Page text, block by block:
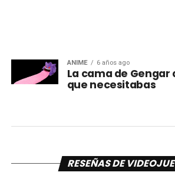
ANIME 6 años ago
La cama de Gengar
que necesitabas
RESEÑAS DE